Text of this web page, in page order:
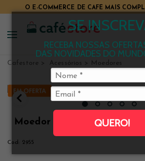
SE
RECEBA NOSSAS
DAS NOVIDADES DO
QUERO!
O E-COMMERCE DE CAFÉ MAIS
Cafestore Acessórios Moedores
Moedor de Café Ajustável
2955